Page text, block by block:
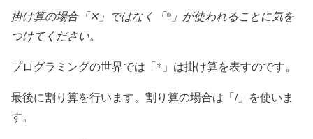
掛け算の場合「✕」ではなく「*」が使われることに気を
つけてください。
プログラミングの世界では「*」は掛け算を表すのです。
最後に割り算を行います。割り算の場合は「/」を使いま
す。